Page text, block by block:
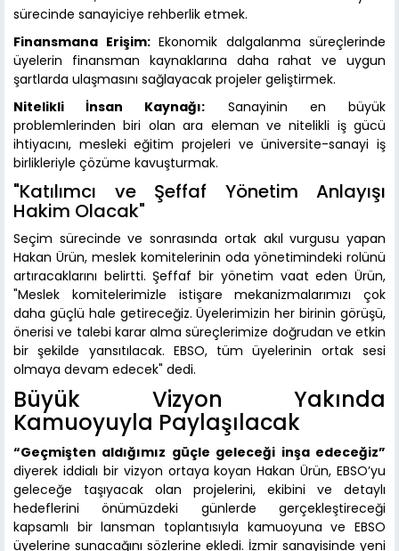
sürecinde sanayiciye rehberlik etmek.
Finansmana Erişim:Ekonomik dalgalanma süreçlerinde
üyelerin finansman kaynaklarına daha rahat ve uygun
şartlarda ulaşmasını sağlayacak projeler geliştirmek.
Nitelikli İnsan Kaynağı: Sanayinin en büyük
problemlerinden biri olan ara eleman ve nitelikli iş gücü
ihtiyacını, mesleki eğitim projeleri ve üniversite-sanayi iş
birlikleriyle çözüme kavuşturmak.
"Katılımcı ve Şeffaf Yönetim Anlayışı
Hakim Olacak"
Seçim sürecinde ve sonrasında ortak akıl vurgusu yapan
Hakan Ürün, meslek komitelerinin oda yönetimindeki rolünü
artıracaklarını belirtti. Şeffaf bir yönetim vaat eden Ürün,
"Meslek komitelerimizle istişare mekanizmalarımızı çok
daha güçlü hale getireceğiz. Üyelerimizin her birinin görüşü,
önerisi ve talebi karar alma süreçlerimize doğrudan ve etkin
bir şekilde yansıtılacak. EBSO, tüm üyelerinin ortak sesi
olmaya devam edecek" dedi.
Büyük Vizyon Yakında
Kamuoyuyla Paylaşılacak
“Geçmişten aldığımız güçle geleceği inşa edeceğiz”
diyerek iddialı bir vizyon ortaya koyan Hakan Ürün, EBSO’yu
geleceğe taşıyacak olan projelerini, ekibini ve detaylı
hedeflerini önümüzdeki günlerde gerçekleştireceği
kapsamlı bir lansman toplantısıyla kamuoyuna ve EBSO
üyelerine sunacağını sözlerine ekledi. İzmir sanayisinde yeni